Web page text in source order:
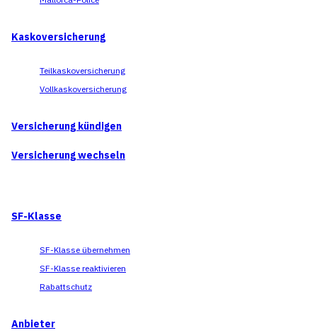
Kaskoversicherung
Teilkaskoversicherung
Vollkaskoversicherung
Versicherung kündigen
Versicherung wechseln
SF-Klasse
SF-Klasse übernehmen
SF-Klasse reaktivieren
Rabattschutz
Anbieter